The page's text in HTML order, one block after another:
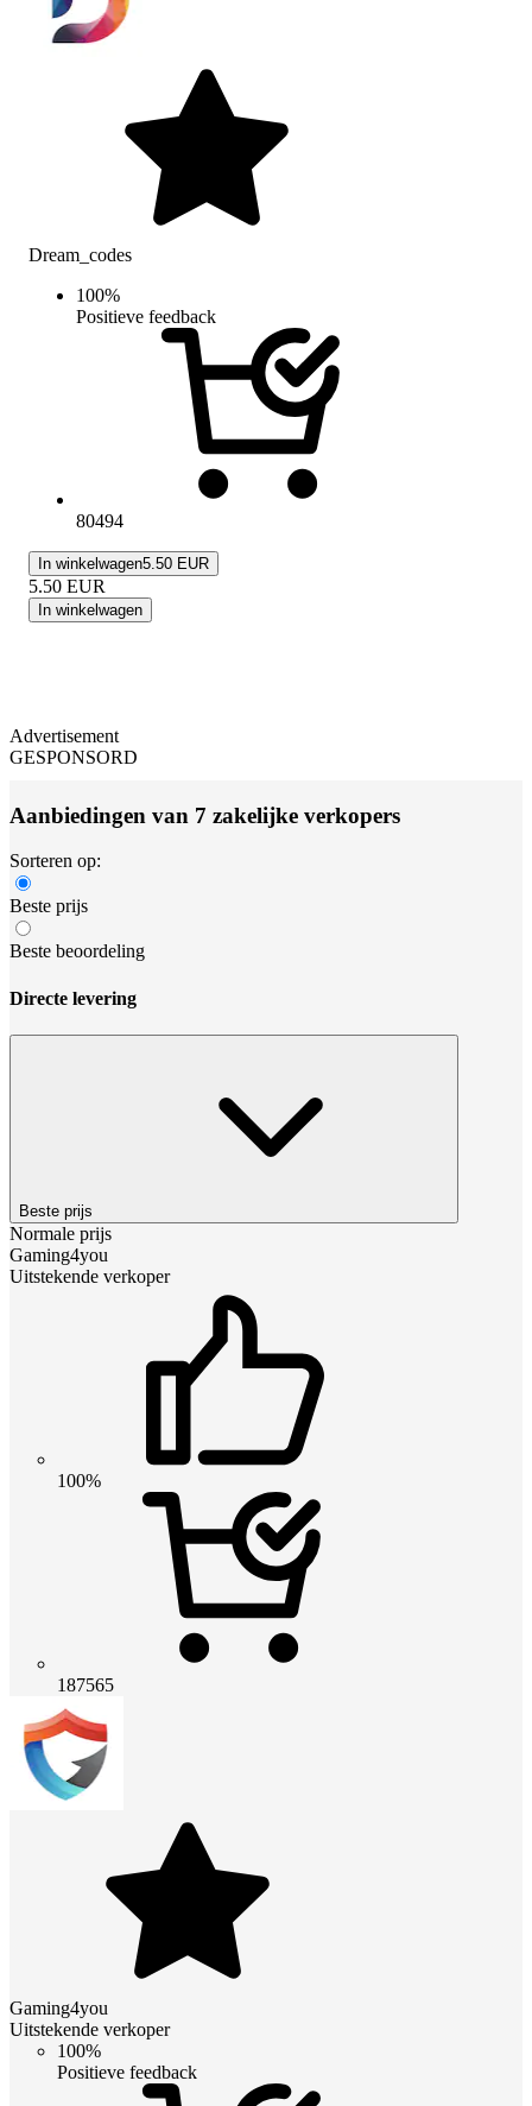
Dream_codes
100%
Positieve feedback
80494
In winkelwagen5.50 EUR
5.50 EUR
In winkelwagen
Advertisement
GESPONSORD
Aanbiedingen van 7 zakelijke verkopers
Sorteren op:
Beste prijs
Beste beoordeling
Directe levering
Beste prijs
Normale prijs
Gaming4you
Uitstekende verkoper
100%
187565
Gaming4you
Uitstekende verkoper
100%
Positieve feedback